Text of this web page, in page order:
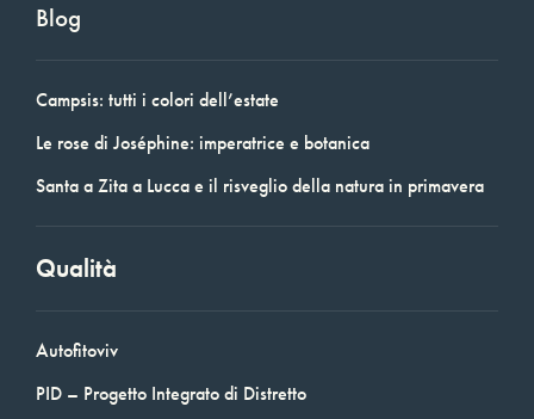
Blog
Campsis: tutti i colori dell’estate
Le rose di Joséphine: imperatrice e botanica
Santa a Zita a Lucca e il risveglio della natura in primavera
Qualità
Autofitoviv
PID – Progetto Integrato di Distretto